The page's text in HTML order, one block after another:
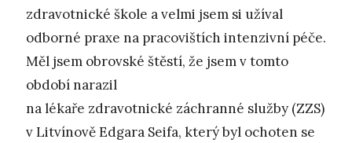
zdravotnické škole a velmi jsem si užíval
odborné praxe na pracovištích intenzivní péče.
Měl jsem obrovské štěstí, že jsem v tomto
období narazil
na lékaře zdravotnické záchranné služby (ZZS)
v Litvínově Edgara Seifa, který byl ochoten se